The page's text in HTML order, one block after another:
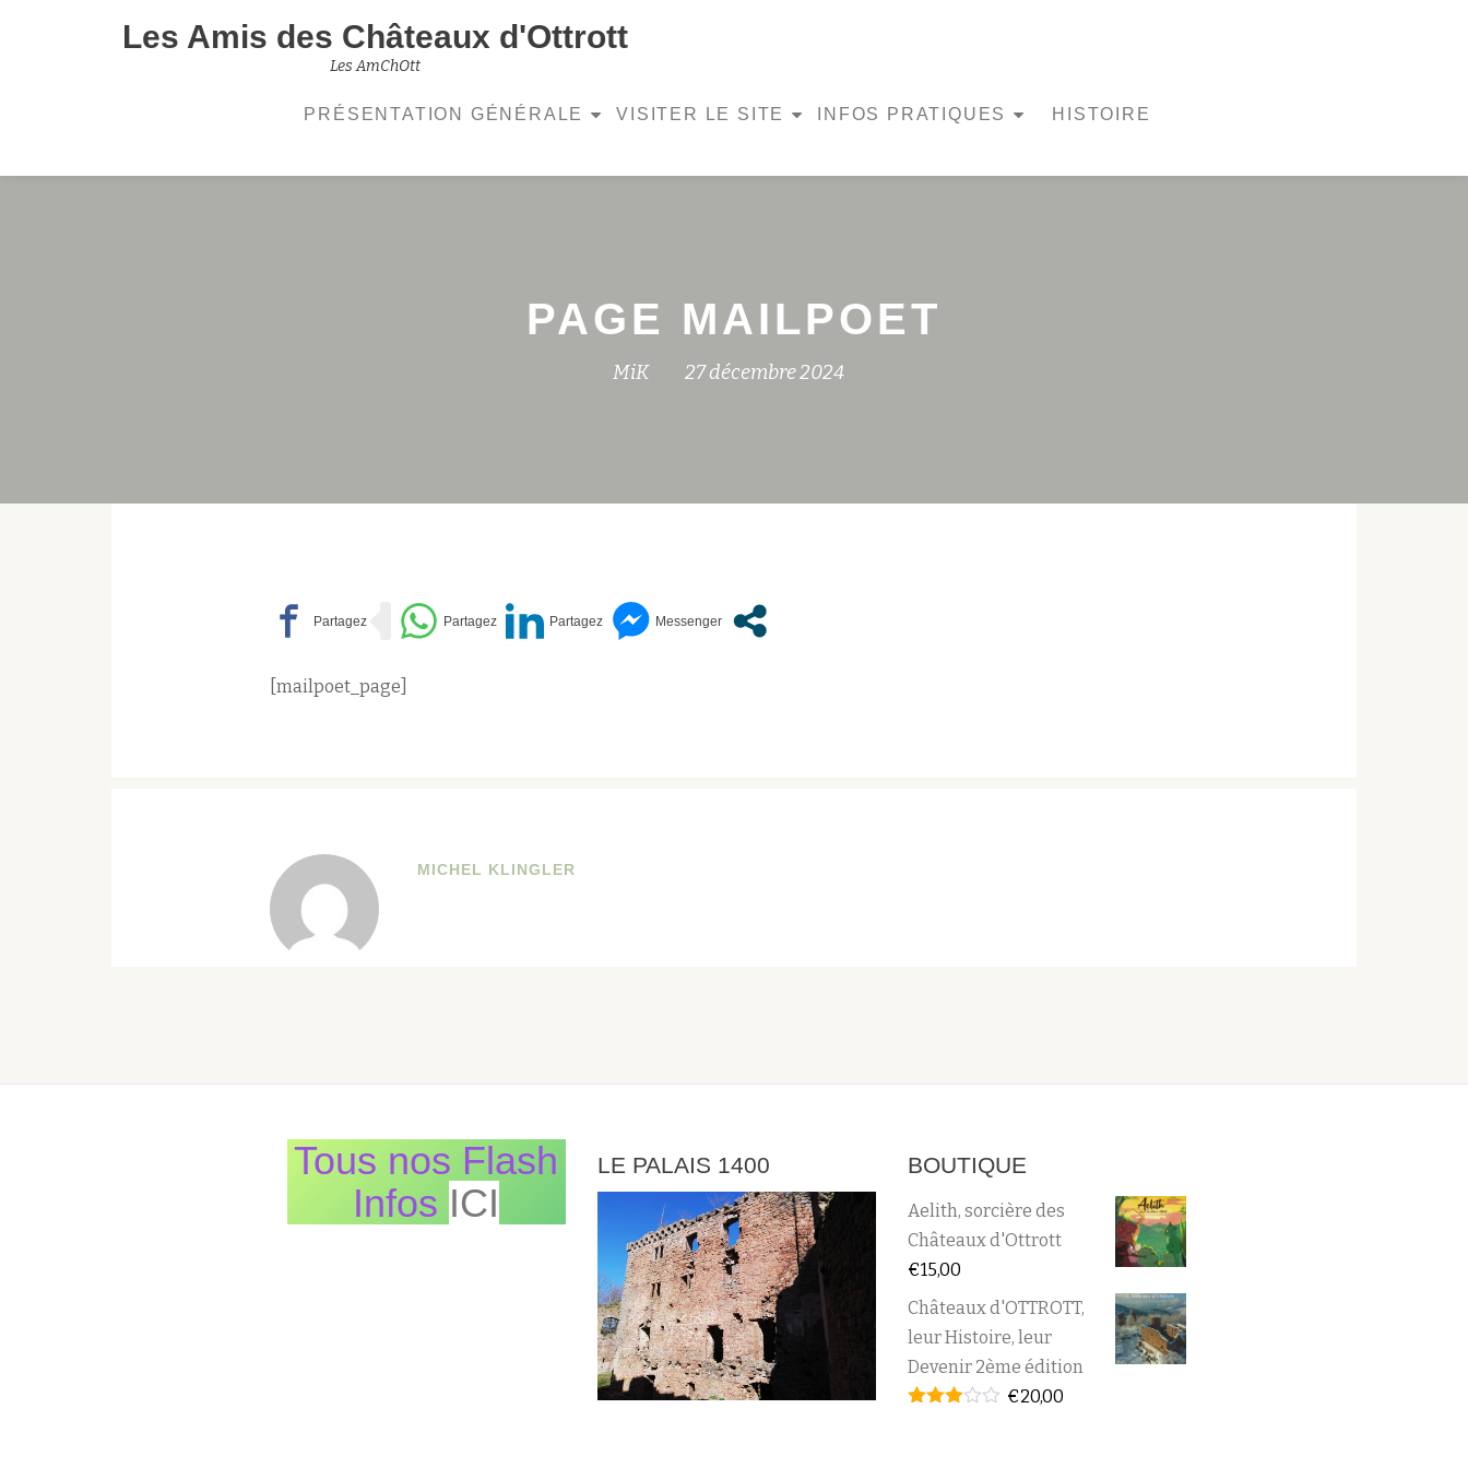
Les Amis des Châteaux d'Ottrott
Les AmChOtt
PRÉSENTATION GÉNÉRALE VISITER LE SITE INFOS PRATIQUES HISTOIRE
PAGE MAILPOET
MiK 27 décembre 2024
[mailpoet_page]
MICHEL KLINGLER
Tous nos Flash
Infos ICI
LE PALAIS 1400 BOUTIQUE
Aelith, sorcière des
Châteaux d'Ottrott
€15,00
Châteaux d'OTTROTT,
leur Histoire, leur
Devenir 2ème édition
€20,00